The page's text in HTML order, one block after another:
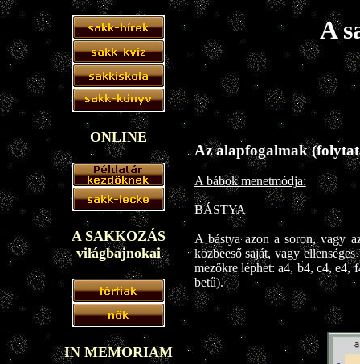
ONLINE
A SAKKOZÁS
világbajnokai
IN MEMORIAM
A
Az alapfogalmak
A bábok menetmódja:
BÁSTYA
A bástya azon a soron, vagy
közbeeső saját, vagy
mezőkre léphet: a4, b4, c4, e4,
betű).